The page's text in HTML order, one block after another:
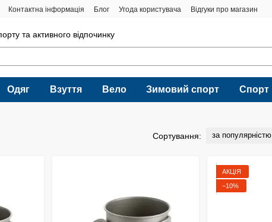
Контактна інформація Блог Угода користувача Відгуки про магазин
та активного відпочинку
Одяг Взуття Вело Зимовий спорт Спорт
Сортування: за популярністю
АКЦІЯ
−10%